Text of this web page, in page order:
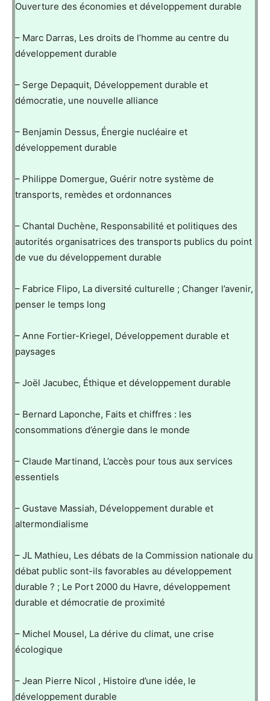
Ouverture des économies et développement durable
– Marc Darras, Les droits de l’homme au centre du
développement durable
– Serge Depaquit, Développement durable et
démocratie, une nouvelle alliance
– Benjamin Dessus, Énergie nucléaire et
développement durable
– Philippe Domergue, Guérir notre système de
transports, remèdes et ordonnances
– Chantal Duchène, Responsabilité et politiques des
autorités organisatrices des transports publics du point
de vue du développement durable
– Fabrice Flipo, La diversité culturelle ; Changer l’avenir,
penser le temps long
– Anne Fortier-Kriegel, Développement durable et
paysages
– Joël Jacubec, Éthique et développement durable
– Bernard Laponche, Faits et chiffres : les
consommations d’énergie dans le monde
– Claude Martinand, L’accès pour tous aux services
essentiels
– Gustave Massiah, Développement durable et
altermondialisme
– JL Mathieu, Les débats de la Commission nationale du
débat public sont-ils favorables au développement
durable ? ; Le Port 2000 du Havre, développement
durable et démocratie de proximité
– Michel Mousel, La dérive du climat, une crise
écologique
– Jean Pierre Nicol , Histoire d’une idée, le
développement durable